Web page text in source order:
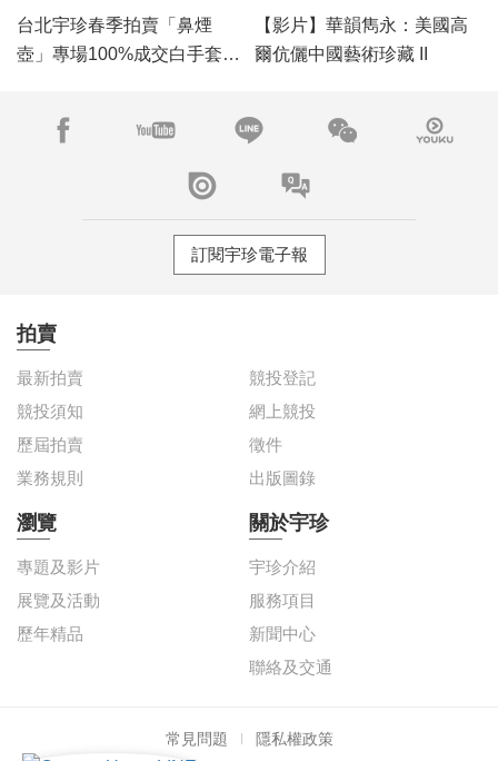
【影片】盛世琳瑯：中國玉
壺」專場100%成交白手套，
爾伉儷中國藝術珍藏 II
訂閱宇珍電子報
拍賣
競投須知
網上競投
歷屆拍賣
徵件
業務規則
出版圖錄
瀏覽 關於宇珍
服務項目